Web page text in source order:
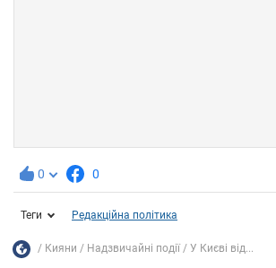
0 0
Теги Редакційна політика
Кияни Надзвичайні події У Києві від...